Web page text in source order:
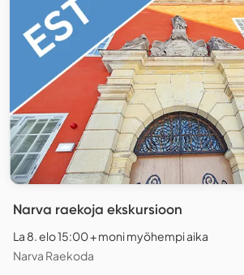
Narva raekoja ekskursioon
La 8. elo 15:00 + moni myöhempi aika
Narva Raekoda